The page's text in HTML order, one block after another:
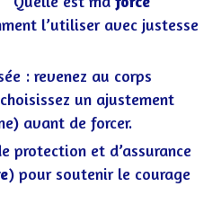
l’utiliser avec justesse
: revenez au corps
un ajustement
avant de forcer.
protection et d’assurance
) pour soutenir le courage